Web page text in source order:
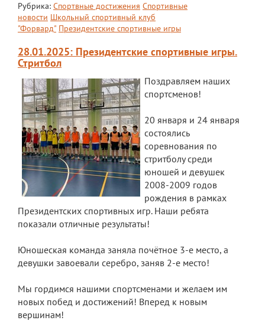
ОДОД
Дополнительные образовательные
программы
Педагоги ОДОД
Театральная студия
ЮИД
Хор "Жаворонок"
Школьный спортивный клуб
Передвижная выставка "Мы помним!"
Противодействие коррупции
Рубрика: Спортвные достижения Спортивные
новости Школьный спортивный клуб
"Форвард" Президентские спортивные игры
28.01.2025: Президентские спортивные игры.
Стритбол
Поздравляем наших
спортсменов!
20 января и 24 января
состоялись
соревнования по
стритболу среди
юношей и девушек
2008-2009 годов
рождения в рамках
Президентских спортивных игр. Наши ребята
показали отличные результаты!
Юношеская команда заняла почётное 3-е место, а
девушки завоевали серебро, заняв 2-е место!
Мы гордимся нашими спортсменами и желаем им
новых побед и достижений! Вперед к новым
вершинам!